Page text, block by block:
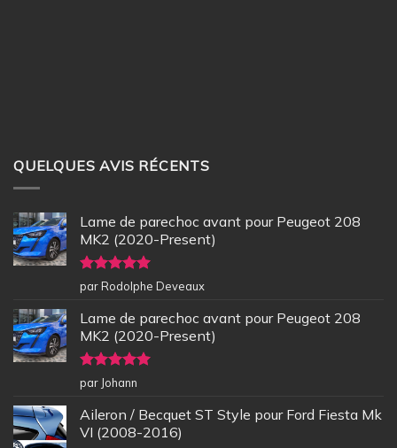
QUELQUES AVIS RÉCENTS
Lame de parechoc avant pour Peugeot 208
MK2 (2020-Present)
Note5sur
5
par Rodolphe Deveaux
Lame de parechoc avant pour Peugeot 208
MK2 (2020-Present)
Note5sur
5
par Johann
Aileron / Becquet ST Style pour Ford Fiesta Mk
VI (2008-2016)